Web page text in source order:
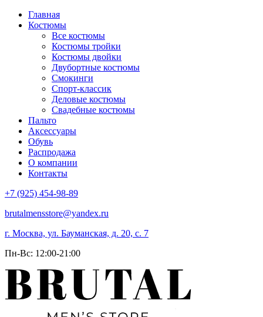
Главная
Костюмы
Все костюмы
Костюмы тройки
Костюмы двойки
Двубортные костюмы
Смокинги
Спорт-классик
Деловые костюмы
Свадебные костюмы
Пальто
Аксессуары
Обувь
Распродажа
О компании
Контакты
+7 (925) 454-98-89
brutalmensstore@yandex.ru
г. Москва, ул. Бауманская, д. 20, с. 7
Пн-Вс: 12:00-21:00